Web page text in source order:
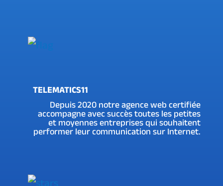
TELEMATICS11
Depuis 2020 notre agence web certifiée
accompagne avec succès toutes les petites
et moyennes entreprises qui souhaitent
performer leur communication sur Internet.